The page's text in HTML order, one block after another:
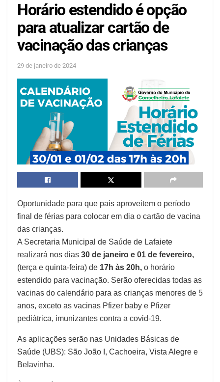
Horário estendido é opção
para atualizar cartão de
vacinação das crianças
29 de janeiro de 2024
Oportunidade para que pais aproveitem o período
final de férias para colocar em dia o cartão de vacina
das crianças.
A Secretaria Municipal de Saúde de Lafaiete
realizará nos dias 30 de janeiro e 01 de fevereiro,
(terça e quinta-feira) de 17h às 20h, o horário
estendido para vacinação. Serão oferecidas todas as
vacinas do calendário para as crianças menores de 5
anos, exceto as vacinas Pfizer baby e Pfizer
pediátrica, imunizantes contra a covid-19.
As aplicações serão nas Unidades Básicas de
Saúde (UBS): São João I, Cachoeira, Vista Alegre e
Belavinha.